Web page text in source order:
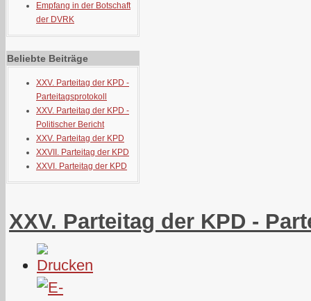
Empfang in der Botschaft
der DVRK
Beliebte Beiträge
XXV. Parteitag der KPD -
Parteitagsprotokoll
XXV. Parteitag der KPD -
Politischer Bericht
XXV. Parteitag der KPD
XXVII. Parteitag der KPD
XXVI. Parteitag der KPD
XXV. Parteitag der KPD -